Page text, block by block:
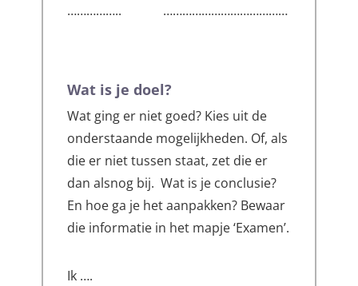
…………….. …………………………………
Wat is jedoel?
Wat ging er niet goed? Kies uit de
onderstaande mogelijkheden. Of, als
die er niet tussen staat, zet die er
dan alsnog bij. Wat is je conclusie?
En hoe ga je het aanpakken? Bewaar
die informatie in het mapje ‘Examen’.
Ik ….